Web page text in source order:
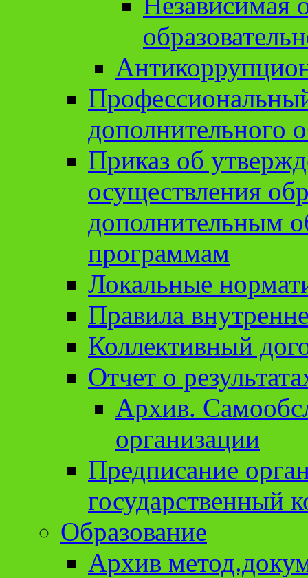
дополнительного
Приказ об
осуществления
дополнительным
программам
Локальные
Правила
Коллективный
Отчет о
Архив.
организации
Предписание
государственный
Образование
Архив